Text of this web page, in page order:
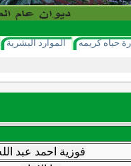
حياه كريمه الموارد البشرية
فوزية احمد عبد